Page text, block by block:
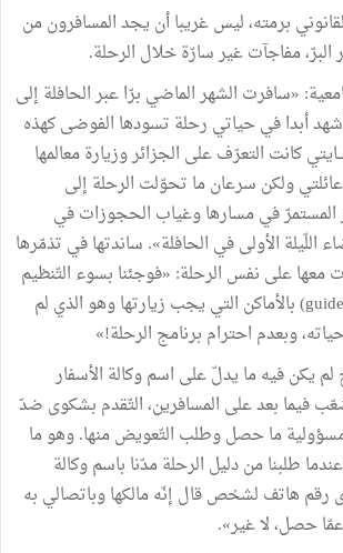
برمته، ليس غريبا أن يجد المسافرون من
مفاجآت غير سارّة خلال الرحلة.
«سافرت الشهر الماضي برّا عبر الحافلة إلى
أبدا في حياتي رحلة تسودها الفوضى كهذه
كانت التعرّف على الجزائر وزيارة معالمها
ولكن سرعان ما تحوّلت الرحلة إلى
المستمرّ في مسارها وغياب الحجوزات في
اللّيلة الأولى في الحافلة». ساندتها في تذمّرها
معها على نفس الرحلة: «فوجئنا بسوء التّنظيم
وبعدم معرفة الدليل (guide) بالأماكن التي يجب زيارتها وهو الذي لم
وبعدم احترام برنامج الرحلة!»
لم يكن فيه ما يدلّ على اسم وكالة الأسفار
فيما بعد على المسافرين، التّقدم بشكوى ضدّ
مسؤولية ما حصل وطلب التّعويض منها. وهو ما
طلبنا من دليل الرحلة مدّنا باسم وكالة
رقم هاتف لشخص قال إنّه مالكها وباتصالي به
حصل، لا غير».